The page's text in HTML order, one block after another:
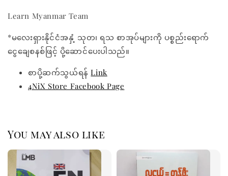
Learn Myanmar Team
*မလေးရှားနိုင်ငံအနှံ့ သုတ၊ ရသ စာအုပ်များကို ပစ္စည်းရောက်
ငွေချေစနစ်ဖြင့် ပို့ဆောင်ပေးပါသည်။
စာပို့ဆက်သွယ်ရန်Link
4NiX Store Facebook Page
You may also like